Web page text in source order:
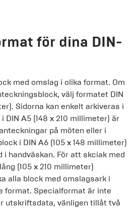
för dina DIN-
med omslag i olika format. Om
välj formatet DIN
Sidorna kan enkelt arkiveras i
DIN A5 (148 x 210 millimeter) är
på möten eller i
i DIN A6 (105 x 148 millimeter)
handväskan. För att skciak med
(105 x 210 millimeter)
alla block med omslagsark i
format. Specialformat är inte
utskriftsdata, vänligen tillåt två